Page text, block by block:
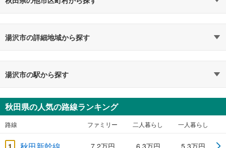
湯沢市の詳細地域から探す
湯沢市の駅から探す
秋田県の人気の路線ランキング
路線 ファミリー 二人暮らし 一人暮らし
1 7.2万円 6.3万円 5.3万円